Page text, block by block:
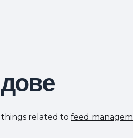
things related to feed